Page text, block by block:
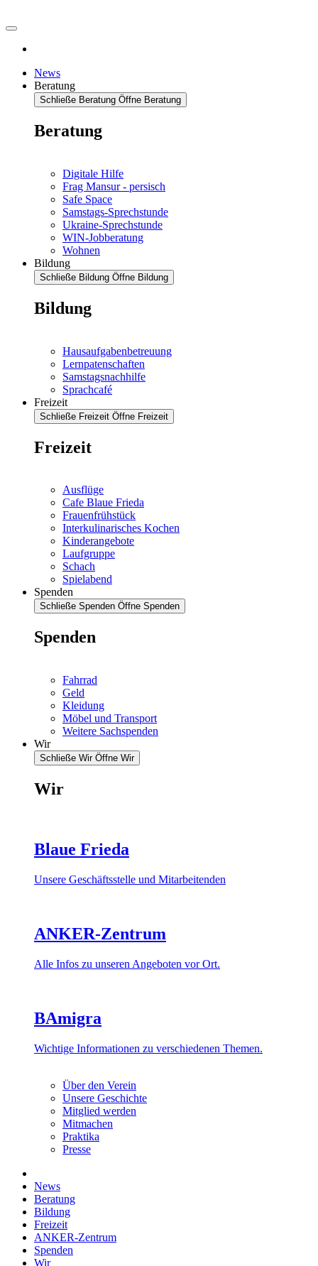
News
Beratung
Schließe Beratung Öffne Beratung
Beratung
Digitale Hilfe
Frag Mansur - persisch
Safe Space
Samstags-Sprechstunde
Ukraine-Sprechstunde
WIN-Jobberatung
Wohnen
Bildung
Schließe Bildung Öffne Bildung
Bildung
Hausaufgabenbetreuung
Lernpatenschaften
Samstagsnachhilfe
Sprachcafé
Freizeit
Schließe Freizeit Öffne Freizeit
Freizeit
Ausflüge
Cafe Blaue Frieda
Frauenfrühstück
Interkulinarisches Kochen
Kinderangebote
Laufgruppe
Schach
Spielabend
Spenden
Schließe Spenden Öffne Spenden
Spenden
Fahrrad
Geld
Kleidung
Möbel und Transport
Weitere Sachspenden
Wir
Schließe Wir Öffne Wir
Wir
Blaue Frieda
Unsere Geschäftsstelle und Mitarbeitenden
ANKER-Zentrum
Alle Infos zu unseren Angeboten vor Ort.
BAmigra
Wichtige Informationen zu verschiedenen Themen.
Über den Verein
Unsere Geschichte
Mitglied werden
Mitmachen
Praktika
Presse
News
Beratung
Bildung
Freizeit
ANKER-Zentrum
Spenden
Wir